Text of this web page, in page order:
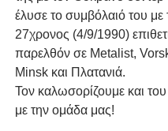
έλυσε το συμβόλαιό του
27χρονος (4/9/1990)
παρελθόν σε Metalist,
Minsk και Πλατανιά.
Τον καλωσορίζουμε και
με την ομάδα μας!